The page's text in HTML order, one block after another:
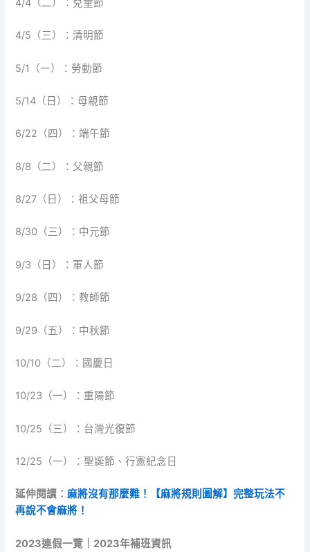
4/4（二）：兒童節
4/5（三）：清明節
5/1（一）：勞動節
5/14（日）：母親節
6/22（四）：端午節
8/8（二）：父親節
8/27（日）：祖父母節
8/30（三）：中元節
9/3（日）：軍人節
9/28（四）：教師節
9/29（五）：中秋節
10/10（二）：國慶日
10/23（一）：重陽節
10/25（三）：台灣光復節
12/25（一）：聖誕節、行憲紀念日
延伸閱讀：麻將沒有那麼難！【麻將規則圖解】完整玩法不
再說不會麻將！
2023連假一覽｜2023年補班資訊